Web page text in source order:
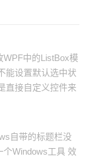
WPF中的ListBox模
能设置默认选中状
直接自定义控件来
自带的标题栏没
个Windows工具 效